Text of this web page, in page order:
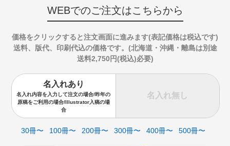
WEBでのご注文はこちらから
価格をクリックすると注文画面に進みます(表記価格は税込です)
送料、版代、印刷代込の価格です。(北海道・沖縄・離島は別途
送料2,750円(税込)必要)
名入れあり
名入れ内容を入力して注文の場合/昨年の
原稿をご利用の場合/Illustrator入稿の場
合
名入れ無し
30冊〜 100冊〜 200冊〜 300冊〜 400冊〜 500冊〜